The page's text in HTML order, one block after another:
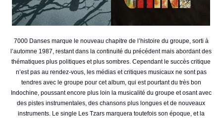
7000 Danses marque le nouveau chapitre de l’histoire du groupe, sorti à
l’automne 1987, restant dans la continuité du précédent mais abordant des
thématiques plus politiques et plus sombres. Cependant le succès critique
n’est pas au rendez-vous, les médias et critiques musicaux ne sont pas
tendres avec le groupe pour cet album, qui est pourtant du très bon
Indochine, poussant encore plus loin la musicalité du groupe et osant avec
des pistes instrumentales, des chansons plus longues et de nouveaux
instruments. Le single Les Tzars marquera toutefois son époque, et la